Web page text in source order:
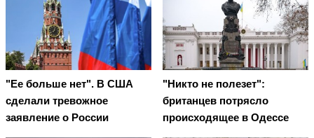
"Ее больше нет". В США
сделали тревожное
заявление о России
"Никто не полезет":
британцев потрясло
происходящее в Одессе